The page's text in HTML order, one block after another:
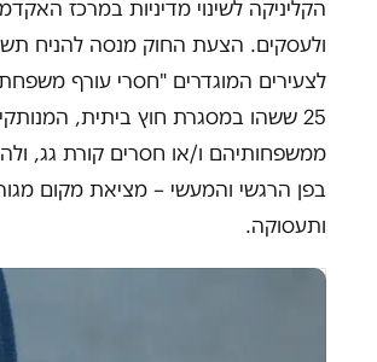
הקליניקה לשינוי מדיניות במרכז
ולעסקים. הצעת החוק מנסה להניח
25 ששהו במסגרת חוץ ביתית,
ממשפחותיהם ו/או חסרים קורת גג,
בפן הרגשי והמעשי – מציאת מקום
ותעסוקה.